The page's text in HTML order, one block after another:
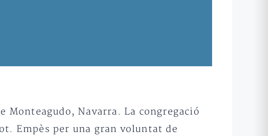
Monteagudo, Navarra. La congregació
Empès per una gran voluntat de